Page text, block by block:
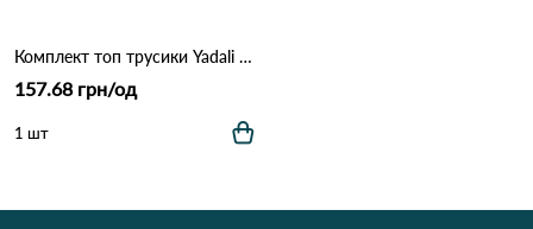
Комплект топ трусики Yadali 8879 Білий
157.68 грн/од
1 шт